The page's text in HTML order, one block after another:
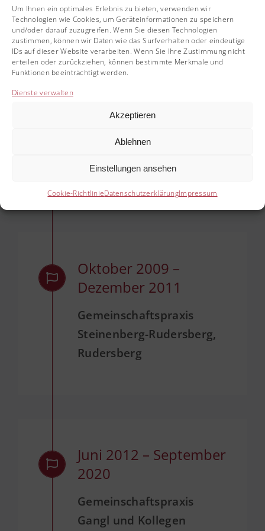
Um Ihnen ein optimales Erlebnis zu bieten, verwenden wir
Technologien wie Cookies, um Geräteinformationen zu speichern
und/oder darauf zuzugreifen. Wenn Sie diesen Technologien
zustimmen, können wir Daten wie das Surfverhalten oder eindeutige
IDs auf dieser Website verarbeiten. Wenn Sie Ihre Zustimmung nicht
erteilen oder zurückziehen, können bestimmte Merkmale und
Funktionen beeinträchtigt werden.
Dienste verwalten
Akzeptieren
Ablehnen
Einstellungen ansehen
Cookie-RichtlinieDatenschutzerklärungImpressum
September 2009
Klinik am Eichert,
Göppingen Innere Medizin
Oktober 2009 –
Dezember 2011
Gemeinschaftspraxis
Steinenberg-Rudersberg,
Rudersberg
Juni 2012 – September
2020
Gemeinschaftspraxis
Gangl und Kollegen